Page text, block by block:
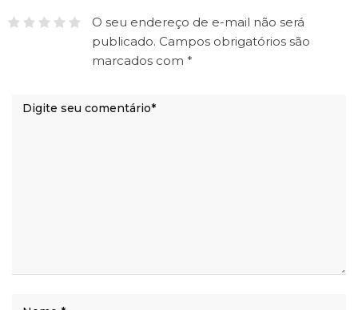
O seu endereço de e-mail não será
publicado. Campos obrigatórios são
marcados com *